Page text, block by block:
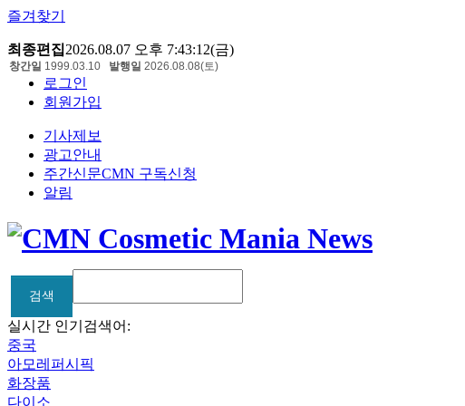
즐겨찾기
최종편집2026.08.07 오후 7:43:12(금)
로그인
회원가입
기사제보
광고안내
주간신문CMN 구독신청
알림
창간일 1999.03.10 발행일 2026.08.08(토)
검색
검색
실시간 인기검색어:
중국
아모레퍼시픽
화장품
다이소